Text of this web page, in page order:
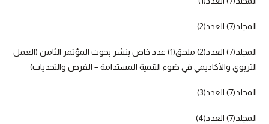
المجلد(7) العدد(2)
المجلد(7) العدد(2) ملحق(1) عدد خاص بنشر بحوث المؤتمر الثامن (العمل
التربوي والأكاديمي في ضوء التنمية المستدامة – الفرص والتحديات)
المجلد(7) العدد(3)
المجلد(7) العدد(4)